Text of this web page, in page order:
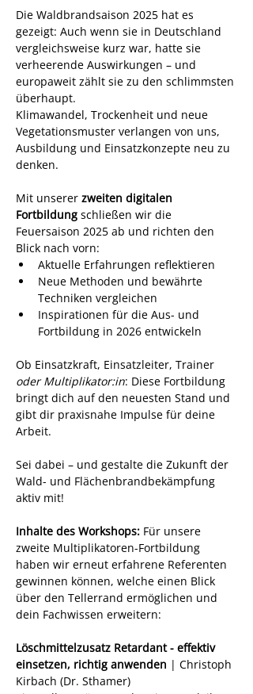
Die Waldbrandsaison 2025 hat es
gezeigt: Auch wenn sie in Deutschland
vergleichsweise kurz war, hatte sie
verheerende Auswirkungen – und
europaweit zählt sie zu den schlimmsten
überhaupt.
Klimawandel, Trockenheit und neue
Vegetationsmuster verlangen von uns,
Ausbildung und Einsatzkonzepte neu zu
denken.
Mit unserer zweiten digitalen
Fortbildung schließen wir die
Feuersaison 2025 ab und richten den
Blick nach vorn:
Aktuelle Erfahrungen reflektieren
Neue Methoden und bewährte
Techniken vergleichen
Inspirationen für die Aus- und
Fortbildung in 2026 entwickeln
Ob Einsatzkraft, Einsatzleiter, Trainer
oder Multiplikator:in: Diese Fortbildung
bringt dich auf den neuesten Stand und
gibt dir praxisnahe Impulse für deine
Arbeit.
Sei dabei – und gestalte die Zukunft der
Wald- und Flächenbrandbekämpfung
aktiv mit!
Inhalte des Workshops: Für unsere
zweite Multiplikatoren-Fortbildung
haben wir erneut erfahrene Referenten
gewinnen können, welche einen Blick
über den Tellerrand ermöglichen und
dein Fachwissen erweitern:
Löschmittelzusatz Retardant - effektiv
einsetzen, richtig anwenden | Christoph
Kirbach (Dr. Sthamer)